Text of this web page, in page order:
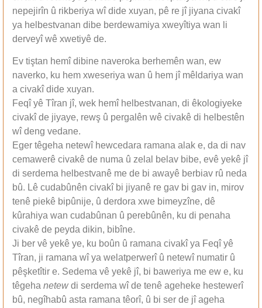
nepejirîn û rikberiya wî dide xuyan, pê re jî jiyana civakî
ya helbestvanan dibe berdewamiya xweyîtiya wan li
derveyî wê xwetiyê de.
Ev tiştan hemî dibine naveroka berhemên wan, ew
naverko, ku hem xweseriya wan û hem jî mêldariya wan
a civakî dide xuyan.
Feqî yê Tîran jî, wek hemî helbestvanan, di êkologiyeke
civakî de jiyaye, rewş û pergalên wê civakê di helbestên
wî deng vedane.
Eger têgeha netewî hewcedara ramana alak e, da di nav
cemawerê civakê de numa û zelal belav bibe, evê yekê jî
di serdema helbestvanê me de bi awayê berbiav rû neda
bû. Lê cudabûnên civakî bi jiyanê re gav bi gav in, mirov
tenê piekê bipûnije, û derdora xwe bimeyzîne, dê
kûrahiya wan cudabûnan û perebûnên, ku di penaha
civakê de peyda dikin, bibîne.
Ji ber vê yekê ye, ku boûn û ramana civakî ya Feqî yê
Tîran, ji ramana wî ya welatperwerî û netewî numatir û
pêşketîtir e. Sedema vê yekê jî, bi baweriya me ew e, ku
têgeha netewdi serdema wî de tenê ageheke hestewerî
bû, negîhabû asta ramana têorî, û bi ser de jî ageha